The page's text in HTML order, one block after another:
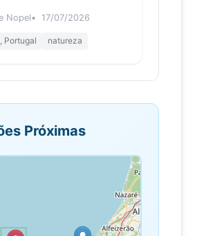
São
na maior ilha do
São
-
espreitaromundo.com
situado a cerca de 10km
Nopel 17/07/2026
Portugal natureza
Próximas